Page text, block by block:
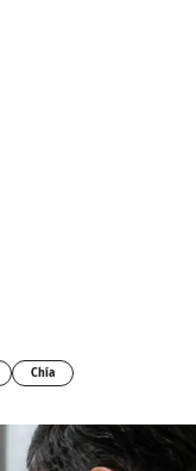
Chía